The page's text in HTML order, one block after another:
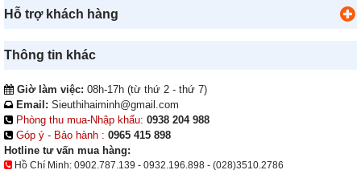
Hỗ trợ khách hàng
Thông tin khác
Giờ làm việc: 08h-17h (từ thứ 2 - thứ 7)
Email: Sieuthihaiminh@gmail.com
Phòng thu mua-Nhập khẩu: 0938 204 988
Góp ý - Bảo hành : 0965 415 898
Hotline tư vấn mua hàng:
Hồ Chí Minh: 0902.787.139 - 0932.196.898 - (028)3510.2786